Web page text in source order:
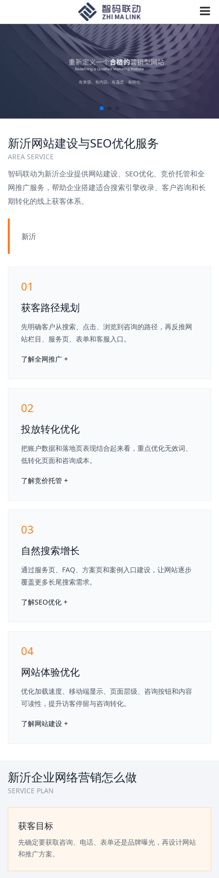
新沂网站建设与SEO优化服务
AREA SERVICE
智码联动为新沂企业提供网站建设、SEO优化、竞价托管和全
网推广服务，帮助企业搭建适合搜索引擎收录、客户咨询和长
期转化的线上获客体系。
新沂
01
获客路径规划
先明确客户从搜索、点击、浏览到咨询的路径，再反推网
站栏目、服务页、表单和客服入口。
了解全网推广 +
02
投放转化优化
把账户数据和落地页表现结合起来看，重点优化无效词、
低转化页面和咨询成本。
了解竞价托管 +
03
自然搜索增长
通过服务页、FAQ、方案页和案例入口建设，让网站逐步
覆盖更多长尾搜索需求。
了解SEO优化 +
04
网站体验优化
优化加载速度、移动端显示、页面层级、咨询按钮和内容
可读性，提升访客停留与咨询转化。
了解网站建设 +
新沂企业网络营销怎么做
SERVICE PLAN
获客目标
先确定要获取咨询、电话、表单还是品牌曝光，再设计网站
和推广方案。